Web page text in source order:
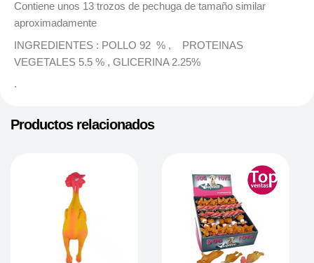
Contiene unos 13 trozos de pechuga de tamaño similar
aproximadamente
INGREDIENTES : POLLO 92 % , PROTEINAS
VEGETALES 5.5 % , GLICERINA 2.25%
.
Productos relacionados